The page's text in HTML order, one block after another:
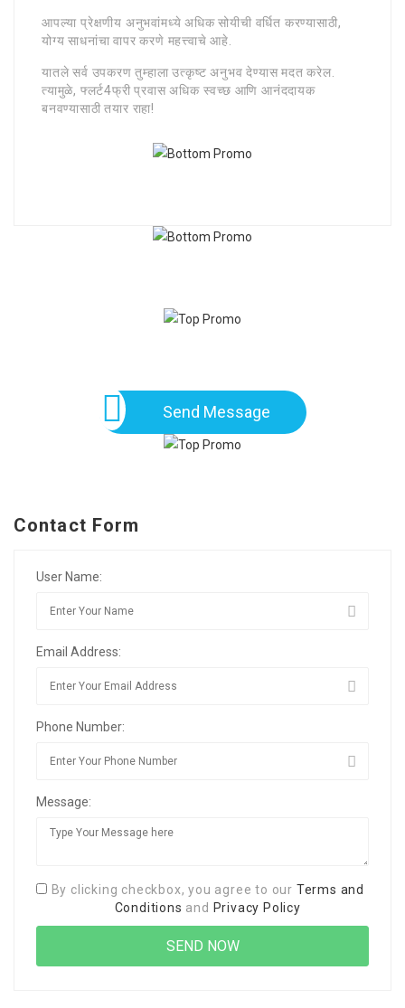
आपल्या प्रेक्षणीय अनुभवांमध्ये अधिक सोयीची वर्धित करण्यासाठी,
योग्य साधनांचा वापर करणे महत्त्वाचे आहे.
यातले सर्व उपकरण तुम्हाला उत्कृष्ट अनुभव देण्यास मदत करेल.
त्यामुळे, फ्लर्ट4फ्री प्रवास अधिक स्वच्छ आणि आनंददायक
बनवण्यासाठी तयार राहा!
Send Message
Contact Form
User Name:
Email Address:
Phone Number:
Message:
By clicking checkbox, you agree to our Terms and
Conditions and Privacy Policy